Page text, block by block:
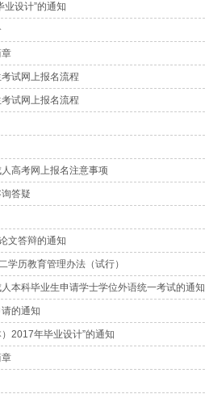
业设计”的通知
试网上报名流程
试网上报名流程
高考网上报名注意事项
答疑
文答辩的通知
学历教育管理办法（试行）
本科毕业生申请学士学位外语统一考试的通知
的通知
2017年毕业设计”的通知